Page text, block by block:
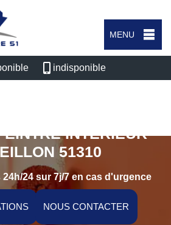
MENU
indisponible
INTÉRIEUR
51310
24 sur 7j/7 en cas d'urgence
NOUS CONTACTER